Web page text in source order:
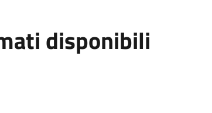
disponibili